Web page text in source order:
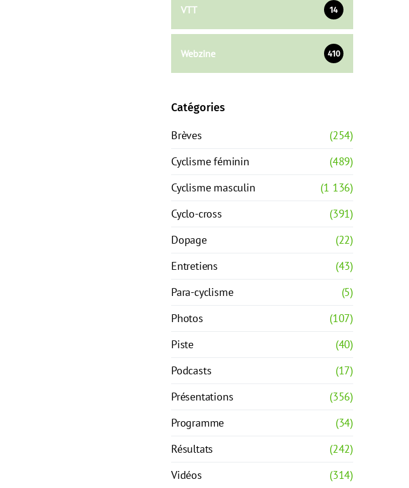
VTT 14
Webzine 410
Catégories
Brèves
(254)
Cyclisme féminin
(489)
Cyclisme masculin
(1 136)
Cyclo-cross
(391)
Dopage
(22)
Entretiens
(43)
Para-cyclisme
(5)
Photos
(107)
Piste
(40)
Podcasts
(17)
Présentations
(356)
Programme
(34)
Résultats
(242)
Vidéos
(314)